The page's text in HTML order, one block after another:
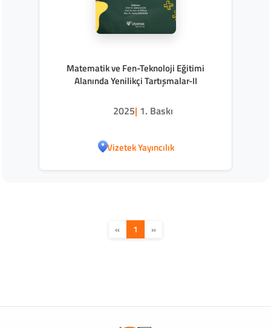
Matematik ve Fen-Teknoloji Eğitimi
Alanında Yenilikçi Tartışmalar-II
2025| 1. Baskı
Vizetek Yayıncılık
« 1 »